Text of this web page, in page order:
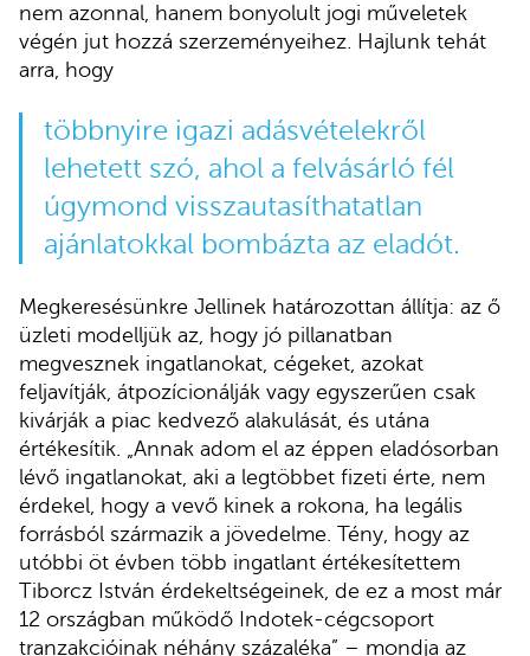
nem azonnal, hanem bonyolult jogi műveletek
végén jut hozzá szerzeményeihez. Hajlunk tehát
arra, hogy
többnyire igazi adásvételekről
lehetett szó, ahol a felvásárló fél
úgymond visszautasíthatatlan
ajánlatokkal bombázta az eladót.
Megkeresésünkre Jellinek határozottan állítja: az ő
üzleti modelljük az, hogy jó pillanatban
megvesznek ingatlanokat, cégeket, azokat
feljavítják, átpozícionálják vagy egyszerűen csak
kivárják a piac kedvező alakulását, és utána
értékesítik. „Annak adom el az éppen eladósorban
lévő ingatlanokat, aki a legtöbbet fizeti érte, nem
érdekel, hogy a vevő kinek a rokona, ha legális
forrásból származik a jövedelme. Tény, hogy az
utóbbi öt évben több ingatlant értékesítettem
Tiborcz István érdekeltségeinek, de ez a most már
12 országban működő Indotek-cégcsoport
tranzakcióinak néhány százaléka” – mondja az